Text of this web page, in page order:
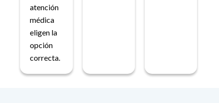
atención
médica
eligen la
opción
correcta.